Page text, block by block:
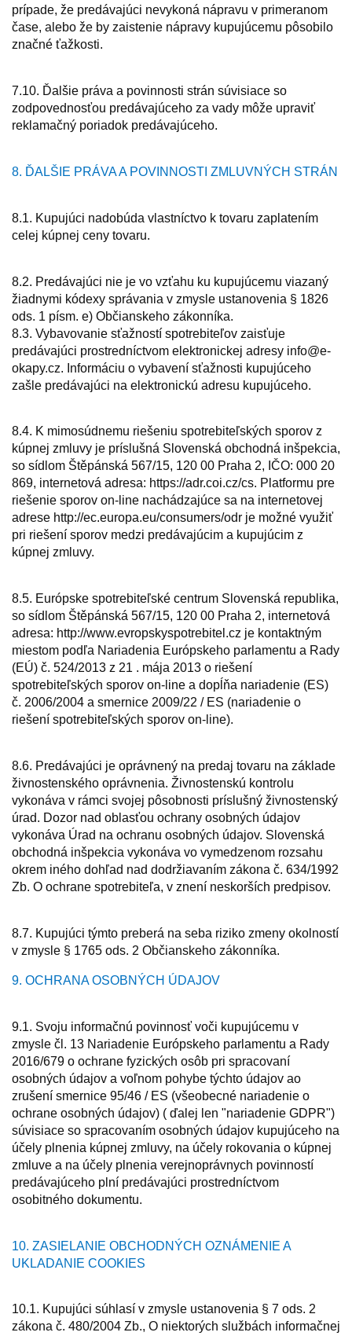
prípade, že predávajúci nevykoná nápravu v primeranom
čase, alebo že by zaistenie nápravy kupujúcemu pôsobilo
značné ťažkosti.
7.10. Ďalšie práva a povinnosti strán súvisiace so
zodpovednosťou predávajúceho za vady môže upraviť
reklamačný poriadok predávajúceho.
8. ĎALŠIE PRÁVA A POVINNOSTI ZMLUVNÝCH STRÁN
8.1. Kupujúci nadobúda vlastníctvo k tovaru zaplatením
celej kúpnej ceny tovaru.
8.2. Predávajúci nie je vo vzťahu ku kupujúcemu viazaný
žiadnymi kódexy správania v zmysle ustanovenia § 1826
ods. 1 písm. e) Občianskeho zákonníka.
8.3. Vybavovanie sťažností spotrebiteľov zaisťuje
predávajúci prostredníctvom elektronickej adresy info@e-
okapy.cz. Informáciu o vybavení sťažnosti kupujúceho
zašle predávajúci na elektronickú adresu kupujúceho.
8.4. K mimosúdnemu riešeniu spotrebiteľských sporov z
kúpnej zmluvy je príslušná Slovenská obchodná inšpekcia,
so sídlom Štěpánská 567/15, 120 00 Praha 2, IČO: 000 20
869, internetová adresa: https://adr.coi.cz/cs. Platformu pre
riešenie sporov on-line nachádzajúce sa na internetovej
adrese http://ec.europa.eu/consumers/odr je možné využiť
pri riešení sporov medzi predávajúcim a kupujúcim z
kúpnej zmluvy.
8.5. Európske spotrebiteľské centrum Slovenská republika,
so sídlom Štěpánská 567/15, 120 00 Praha 2, internetová
adresa: http://www.evropskyspotrebitel.cz je kontaktným
miestom podľa Nariadenia Európskeho parlamentu a Rady
(EÚ) č. 524/2013 z 21 . mája 2013 o riešení
spotrebiteľských sporov on-line a dopĺňa nariadenie (ES)
č. 2006/2004 a smernice 2009/22 / ES (nariadenie o
riešení spotrebiteľských sporov on-line).
8.6. Predávajúci je oprávnený na predaj tovaru na základe
živnostenského oprávnenia. Živnostenskú kontrolu
vykonáva v rámci svojej pôsobnosti príslušný živnostenský
úrad. Dozor nad oblasťou ochrany osobných údajov
vykonáva Úrad na ochranu osobných údajov. Slovenská
obchodná inšpekcia vykonáva vo vymedzenom rozsahu
okrem iného dohľad nad dodržiavaním zákona č. 634/1992
Zb. O ochrane spotrebiteľa, v znení neskorších predpisov.
8.7. Kupujúci týmto preberá na seba riziko zmeny okolností
v zmysle § 1765 ods. 2 Občianskeho zákonníka.
9. OCHRANA OSOBNÝCH ÚDAJOV
9.1. Svoju informačnú povinnosť voči kupujúcemu v
zmysle čl. 13 Nariadenie Európskeho parlamentu a Rady
2016/679 o ochrane fyzických osôb pri spracovaní
osobných údajov a voľnom pohybe týchto údajov ao
zrušení smernice 95/46 / ES (všeobecné nariadenie o
ochrane osobných údajov) ( ďalej len "nariadenie GDPR")
súvisiace so spracovaním osobných údajov kupujúceho na
účely plnenia kúpnej zmluvy, na účely rokovania o kúpnej
zmluve a na účely plnenia verejnoprávnych povinností
predávajúceho plní predávajúci prostredníctvom
osobitného dokumentu.
10. ZASIELANIE OBCHODNÝCH OZNÁMENIE A
UKLADANIE COOKIES
10.1. Kupujúci súhlasí v zmysle ustanovenia § 7 ods. 2
zákona č. 480/2004 Zb., O niektorých službách informačnej